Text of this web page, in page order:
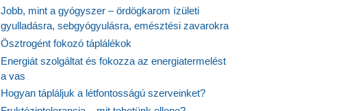
Jobb, mint a gyógyszer – ördögkarom ízületi
gyulladásra, sebgyógyulásra, emésztési zavarokra
Ösztrogént fokozó táplálékok
Energiát szolgáltat és fokozza az energiatermelést
a vas
Hogyan tápláljuk a létfontosságú szerveinket?